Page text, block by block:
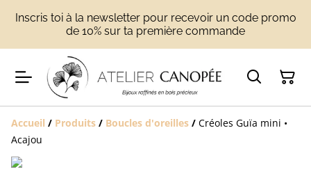
Inscris toi à la newsletter pour recevoir un code promo
de 10% sur ta première commande
Accueil / Produits / Boucles d'oreilles / Créoles Guïa mini •
Acajou